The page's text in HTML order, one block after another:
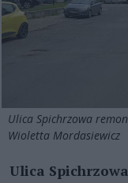
Ulica Spichrzowa
Wioletta Mordasiewicz
Ulica